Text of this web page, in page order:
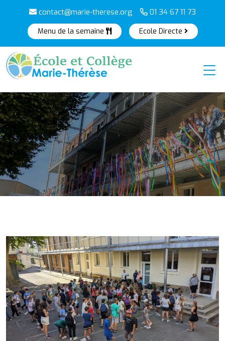
contact@marie-therese.org 01 34 67 11 73
Menu de la semaine Ecole Directe